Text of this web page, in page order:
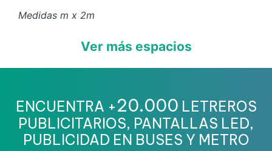
Medidas m x 2m
Ver más espacios
ENCUENTRA +20.000 LETREROS
PUBLICITARIOS, PANTALLAS LED,
PUBLICIDAD EN BUSES Y METRO